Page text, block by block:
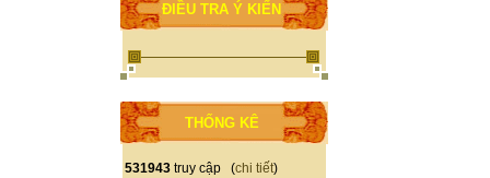
ĐIỀU TRA Ý KIẾN
THỐNG KÊ
531943 truy cập (chi tiết)